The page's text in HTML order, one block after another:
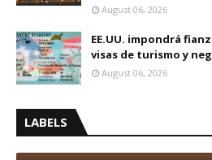
August 06, 2026
EE.UU. impondrá
visas de turismo y
August 06, 2026
LABELS